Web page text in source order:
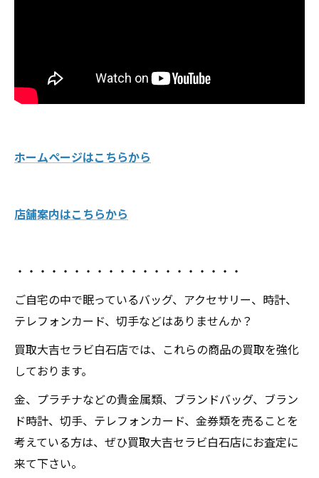
ホームページはこちらから
店舗案内はこちらから
・・・・・・・・・・・・・・・・・・・・
ご自宅の中で眠っているバッグ、アクセサリー、時計、
テレフォンカード、切手などはありませんか？
買取大吉セラビ白石店では、これらの商品の買取を強化
しております。
金、プラチナなどの貴金属類、ブランドバッグ、ブラン
ド時計、切手、テレフォンカード、金券類を売ることを
考えている方は、ぜひ買取大吉セラビ白石店にお査定に
来て下さい。